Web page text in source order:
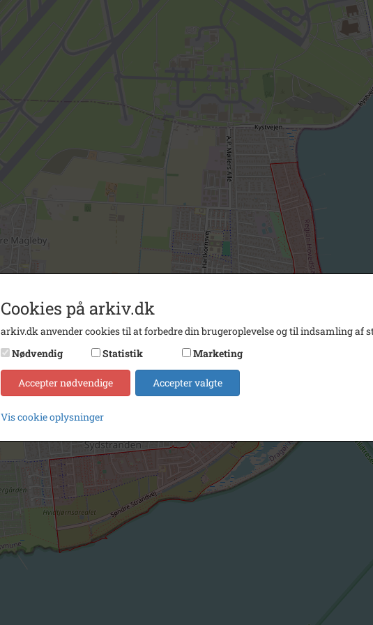
Cookies på arkiv.dk
arkiv.dk anvender cookies til at forbedre din brugeroplevelse og til indsamling af
Nødvendig
Statistik Marketing
Accepter nødvendige Accepter valgte
Vis cookie oplysninger